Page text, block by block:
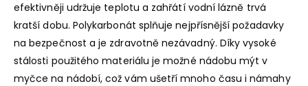
efektivněji udržuje teplotu a zahřátí vodní lázně trvá
kratší dobu. Polykarbonát splňuje nejpřísnější požadavky
na bezpečnost a je zdravotně nezávadný. Díky vysoké
stálosti použitého materiálu je možné nádobu mýt v
myčce na nádobí, což vám ušetří mnoho času i námahy